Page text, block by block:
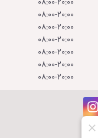
08:00-20:00
08:00-20:00
08:00-20:00
08:00-20:00
08:00-20:00
08:00-20:00
I
n
s